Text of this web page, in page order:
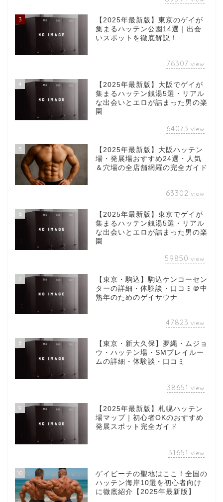
3
【2025年最新版】東京のゲイが
集まるハッテン公園14選｜出会
いスポットを徹底解説！
76307 view
4
【2025年最新版】大阪でゲイが
集まるハッテン銭湯5選・リアル
な出会いとエロが詰まった男の楽
園
64073 view
5
【2025年最新版】大阪ハッテン
場・発展場おすすめ24選・人気
＆穴場の全店舗網羅の完全ガイド
63302 view
6
【2025年最新版】東京でゲイが
集まるハッテン銭湯5選・リアル
な出会いとエロが詰まった男の楽
園
59850 view
7
【東京・駒込】駒込ケンコーセン
ターの詳細・体験談・口コミ＠中
熟年のためのゲイサウナ
47823 view
8
【東京・新大久保】夢縄・ムジョ
ウ・ハッテン場・SMプレイルー
ムの詳細・体験談・口コミ
38651 view
9
【2025年最新版】札幌ハッテン
場マップ｜初心者OKのおすすめ
発展スポット完全ガイド
31651 view
10
ゲイビーチの聖地はここ！全国の
ハッテン海岸10選を初心者向け
に徹底紹介【2025年最新版】